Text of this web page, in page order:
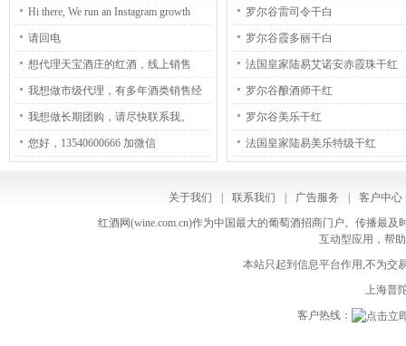
啡，速溶咖啡，三合一咖啡。。。 就
是客户想要什么样的产品，我们就可
以根据客户的要求然后模仿出来。 我
们也可以提供冻干咖啡和浓缩液体的
材料，您需要吗？ Alice (Thom)
Nguyen (Mrs.) Export Sales Specialist at
Instanta Phone +84 225 3916 167/ 8 (Ext.
Hi there, We run an Instagram growth
service, which increases your number of
followers both safely and practically. -
Guaranteed: We guarantee to gain you
300-1000+ followers per month. - Real,
human followers: People follow you
because they are interested in your
business or niche. - Safe: All actions are
made manually. We do not use any bots.
请回电
想代理天宝酒庄的红酒，线上销售
我想做市级代理，有多年酒类销售经
验，请尽快联系我。
我想做长期团购，请尽快联系我。
您好，13540600666 加微信
罗尔谷雷司令干白
罗尔谷霞多丽干白
法国皇家陆易艾诺安赤霞珠干红
罗尔谷酿酒师干红
罗尔谷美乐干红
法国皇家陆易美乐特级干红
关于我们 联系我们 广告服务
客户中心
红酒网(wine.com.cn)作为中国最大的葡萄酒招商门户。传播最
互动型应用，帮
本站只起到信息平台作用,不为交
上海普
客户热线：